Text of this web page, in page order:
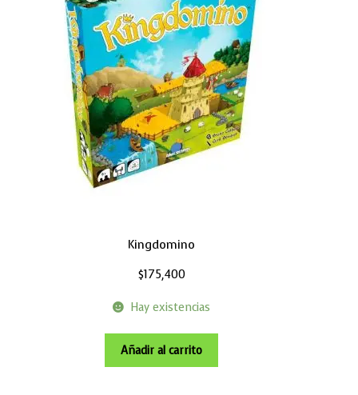
Kingdomino
$175,400
Hay existencias
Añadir al carrito